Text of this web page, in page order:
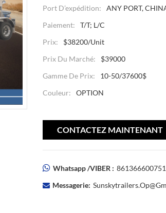
Port D’expédition:
ANY PORT,
Paiement:
T/T; L/C
Prix:
$38200/unit
Prix Du Marché:
$39000
Gamme De Prix:
10-50/37600$
Couleur:
OPTION
CONTACTEZ MAINTENANT
Whatsapp /VIBER :
Messagerie: